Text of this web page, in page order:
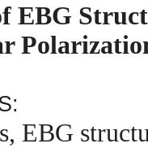
EBG
EBG